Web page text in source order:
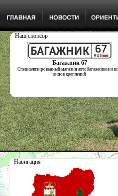
Наш спонсор
Багажник 67
Специализированный магазин автобагажников и
видов креплений
Навигация